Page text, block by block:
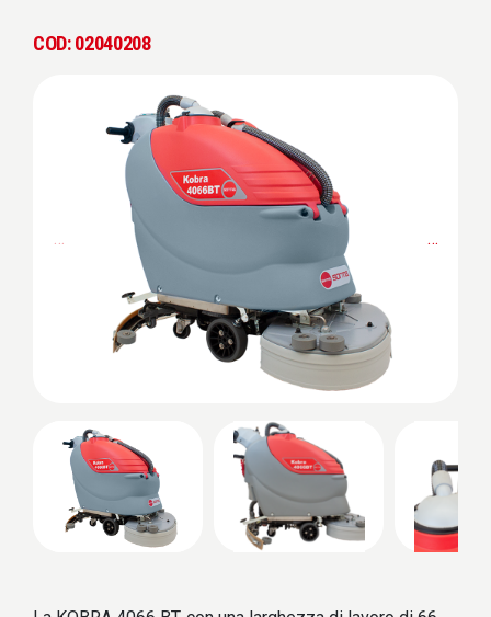
COD: 02040208
…
…